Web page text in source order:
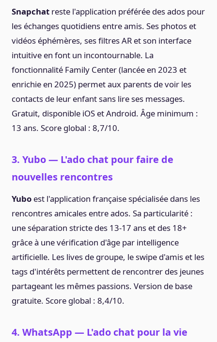
Snapchat reste l'application préférée des ados pour
les échanges quotidiens entre amis. Ses photos et
vidéos éphémères, ses filtres AR et son interface
intuitive en font un incontournable. La
fonctionnalité Family Center (lancée en 2023 et
enrichie en 2025) permet aux parents de voir les
contacts de leur enfant sans lire ses messages.
Gratuit, disponible iOS et Android. Âge minimum :
13 ans. Score global : 8,7/10.
3. Yubo — L'ado chat pour faire de
nouvelles rencontres
Yubo est l'application française spécialisée dans les
rencontres amicales entre ados. Sa particularité :
une séparation stricte des 13-17 ans et des 18+
grâce à une vérification d'âge par intelligence
artificielle. Les lives de groupe, le swipe d'amis et les
tags d'intérêts permettent de rencontrer des jeunes
partageant les mêmes passions. Version de base
gratuite. Score global : 8,4/10.
4. WhatsApp — L'ado chat pour la vie